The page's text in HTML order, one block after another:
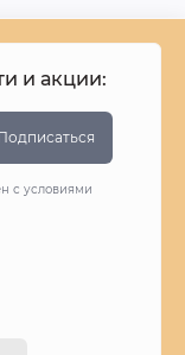
и акции:
с условиями